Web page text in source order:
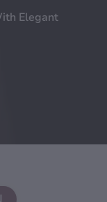
Elegant